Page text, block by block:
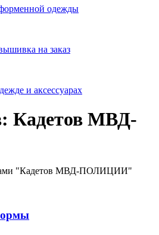
одежды
на заказ
и аксессуарах
Кадетов МВД-
"Кадетов МВД-ПОЛИЦИИ"